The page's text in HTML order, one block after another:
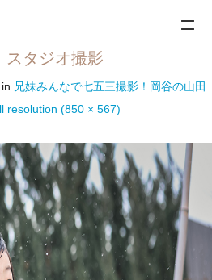
タジオ撮影
in 兄妹みんなで七五三撮影！岡谷の山田
resolution (850 × 567)